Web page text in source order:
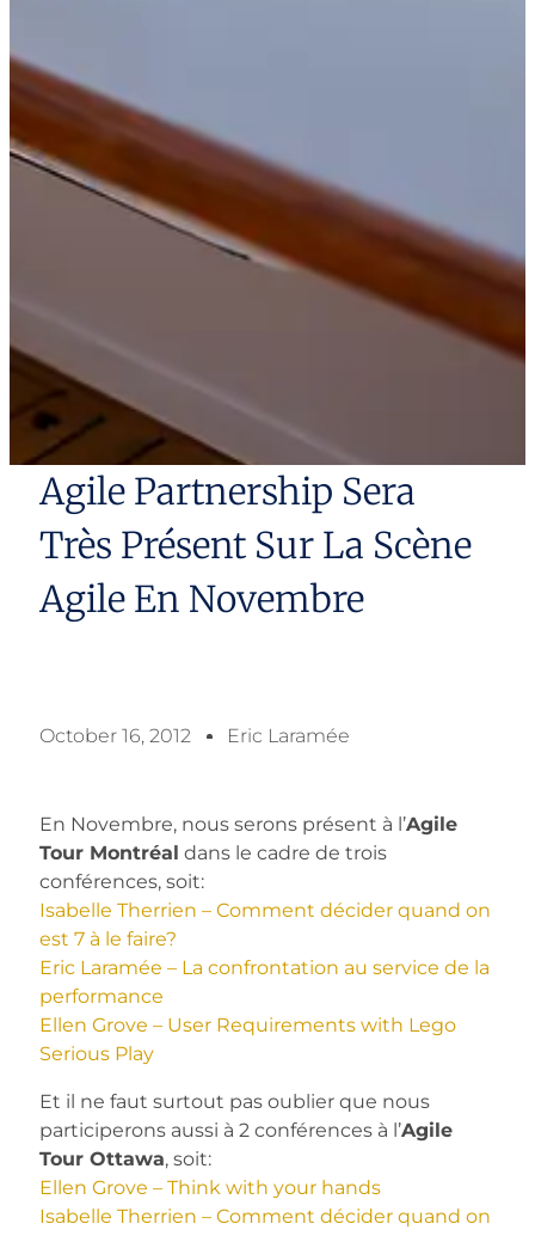
Agile Partnership Sera
Très Présent Sur La Scène
Agile En Novembre
October 16, 2012 Eric Laramée
En Novembre, nous serons présent à l’Agile
Tour Montréal dans le cadre de trois
conférences, soit:
Isabelle Therrien – Comment décider quand on
est 7 à le faire?
Eric Laramée – La confrontation au service de la
performance
Ellen Grove – User Requirements with Lego
Serious Play
Et il ne faut surtout pas oublier que nous
participerons aussi à 2 conférences à l’Agile
Tour Ottawa, soit:
Ellen Grove – Think with your hands
Isabelle Therrien – Comment décider quand on